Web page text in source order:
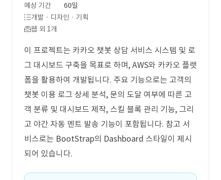
예상 기간
60일
개발 · 디자인 · 기획
웹 외 1개
이 프로젝트는 카카오 챗봇 상담 서비스 시스템 및 로
그 대시보드 구축을 목표로 하며, AWS와 카카오 플랫
폼을 활용하여 개발됩니다. 주요 기능으로는 고객의
챗봇 이용 로그 상세 분석, 문의 도달 여부에 따른 고
객 분류 및 대시보드 제작, 스킬 블록 관리 기능, 그리
고 야간 자동 멘트 발송 기능이 포함됩니다. 참고 서
비스로는 BootStrap의 Dashboard 스타일이 제시
되어 있습니다.